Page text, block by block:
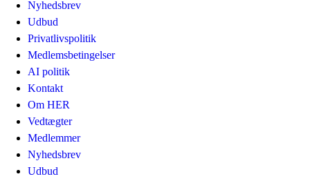
Nyhedsbrev
Udbud
Privatlivspolitik
Medlemsbetingelser
AI politik
Kontakt
Om HER
Vedtægter
Medlemmer
Nyhedsbrev
Udbud